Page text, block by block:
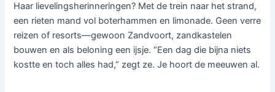
Haar lievelingsherinneringen? Met de trein naar het strand,
een rieten mand vol boterhammen en limonade. Geen verre
reizen of resorts—gewoon Zandvoort, zandkastelen
bouwen en als beloning een ijsje. “Een dag die bijna niets
kostte en toch alles had,” zegt ze. Je hoort de meeuwen al.